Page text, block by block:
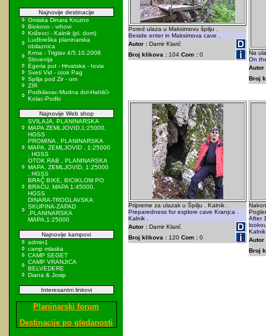
Najnovije destinacije
Omiska Dinara Kruzno
Biokovo - vrhovi
Križevci - Kalnik (pl. dom)
Ludbreška planinarska
obilaznica
Krma - Triglav 4/5.10.2008
Slovenija
Egeria put - Hrvatska - Iovia
Sveti Vid - otok Pag
Spilja pod Zir - om
ZIR
Podkilavac-Mudna dol-Hahlići-
Kolac-Podki
Najnovije Web shop
SVILAJA, PLANINARSKA
MAPA ZEMLJOVID,1:25000,
HGSS
PROMINA , PLANINARSKA
MAPA, ZEMLJOVID , 1:25000
, HGSS
OTOK RAB , PLANINARSKA
MAPA, ZEMLJOVID, 1:25000
, HGSS
BRAČ BIKE, BICIKLOM PO
BRAČU, MAPA 1:45000,
HGSS
DINARA-TROGLAVSKA
SKUPINA-ZAPAD
,PLANINARSKA
MAPA,1:25000
Najnovije kampovi
admin1
camp mlaska
CAMP SEGET
CAMP VRANJICA
BELVEDERE
Diana & Josip
Interesantni linkovi
Planinarski forum
Destinacije po gledanosti
Pored ulaza u Maksimovu špilju .
Beside enter in Maksimova cave .
Autor : Damir Klarić
Broj klikova : 104 Com : 0
Na
On
Autor
Broj
Pripreme za ulazak u Špilju . Kalnik .
Preparedness for explore cave Kranjca .
Kalnik .
Autor : Damir Klarić
Broj klikova : 120 Com : 0
After
Autor
Broj